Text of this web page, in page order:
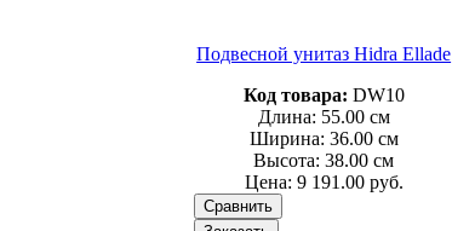
Подвесной унитаз Hidra Ellade
Код товара: DW10
Длина: 55.00 см
Ширина: 36.00 см
Высота: 38.00 см
Цена: 9 191.00 руб.
Сравнить